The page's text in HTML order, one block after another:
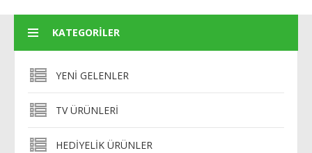
KATEGORILER
YENI GELENLER
TV ÜRÜNLERI
HEDIYELIK ÜRÜNLER